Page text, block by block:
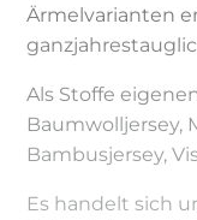
Ärmelvarianten
Als Stoffe
Baumwolljersey,
Bambusjersey,
Es handelt sich